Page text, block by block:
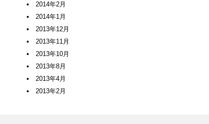
2014年2月
2014年1月
2013年12月
2013年11月
2013年10月
2013年8月
2013年4月
2013年2月